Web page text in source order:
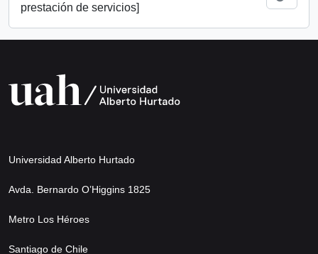
prestación de servicios]
Universidad Alberto Hurtado
Avda. Bernardo O’Higgins 1825
Metro Los Héroes
Santiago de Chile